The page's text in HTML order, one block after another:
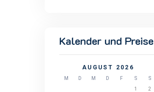
Kalender und Preise
AUGUST 2026
M D M D F S
S
1
2